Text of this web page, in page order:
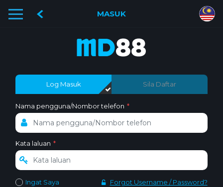
MASUK
Log Masuk Sila Daftar
Nama pengguna/Nombor telefon *
Kata laluan *
Ingat Saya Forgot Username / Password?